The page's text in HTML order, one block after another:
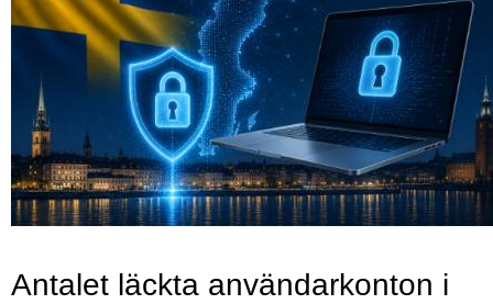
Antalet läckta användarkonton i